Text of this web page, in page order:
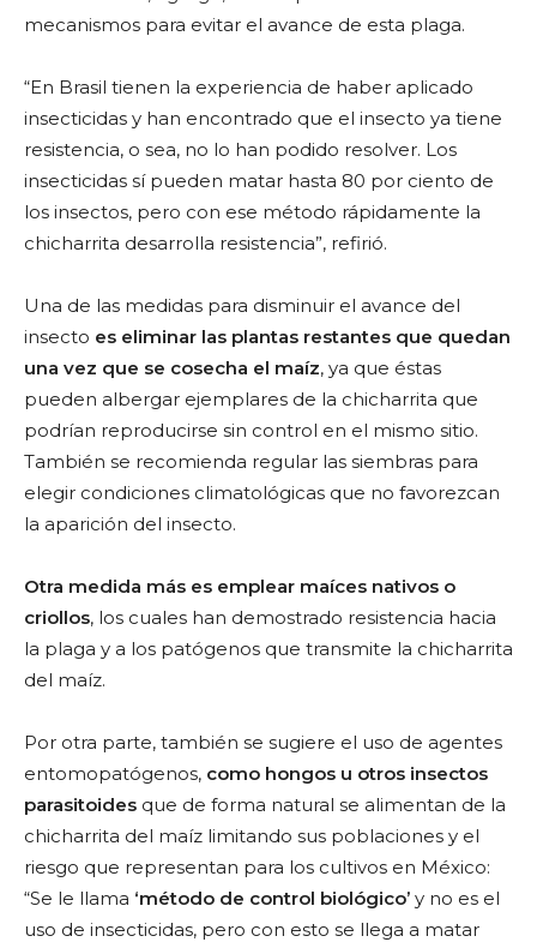
mecanismos para evitar el avance de esta plaga.
“En Brasil tienen la experiencia de haber aplicado
insecticidas y han encontrado que el insecto ya tiene
resistencia, o sea, no lo han podido resolver. Los
insecticidas sí pueden matar hasta 80 por ciento de
los insectos, pero con ese método rápidamente la
chicharrita desarrolla resistencia”, refirió.
Una de las medidas para disminuir el avance del
insecto es eliminar las plantas restantes que quedan
una vez que se cosecha el maíz, ya que éstas
pueden albergar ejemplares de la chicharrita que
podrían reproducirse sin control en el mismo sitio.
También se recomienda regular las siembras para
elegir condiciones climatológicas que no favorezcan
la aparición del insecto.
Otra medida más es emplear maíces nativos o
criollos, los cuales han demostrado resistencia hacia
la plaga y a los patógenos que transmite la chicharrita
del maíz.
Por otra parte, también se sugiere el uso de agentes
entomopatógenos, como hongos u otros insectos
parasitoides que de forma natural se alimentan de la
chicharrita del maíz limitando sus poblaciones y el
riesgo que representan para los cultivos en México:
“Se le llama ‘método de control biológico’ y no es el
uso de insecticidas, pero con esto se llega a matar